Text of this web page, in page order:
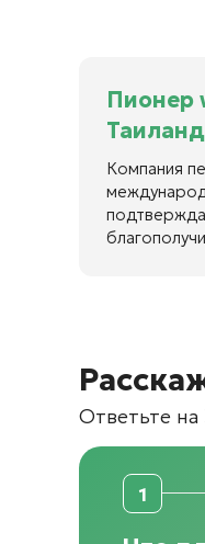
Пионер
Компания
Ответьте
1